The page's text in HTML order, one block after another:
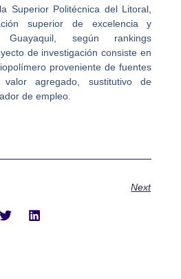
Superior Politécnica del Litoral,
superior de excelencia y
según rankings
de investigación consiste en
proveniente de fuentes
agregado, sustitutivo de
de empleo.
Next